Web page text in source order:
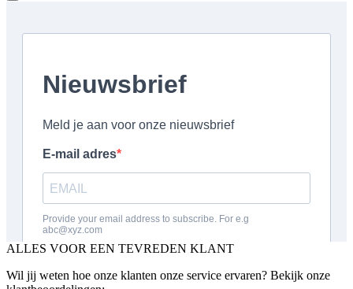
ALLES VOOR EEN TEVREDEN KLANT
Wil jij weten hoe onze klanten onze service ervaren? Bekijk onze